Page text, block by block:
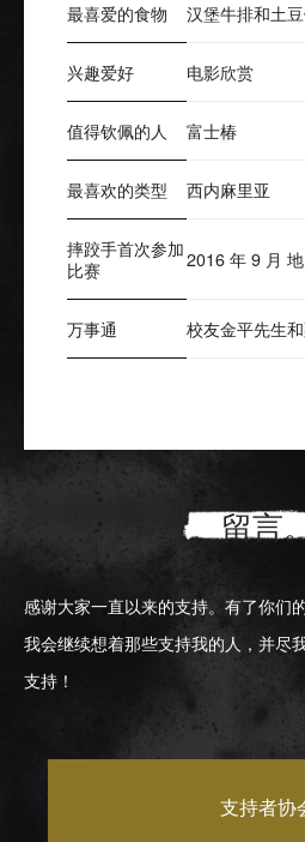
最喜爱的食物 汉堡牛排和土
兴趣爱好 电影欣赏
值得钦佩的人 富士椿
最喜欢的类型 西内麻里亚
摔跤手首次参加
比赛
2016 年 9 月 地
万事通 校友金平先生和
留言
感谢大家一直以来的支持。有了你们
我会继续想着那些支持我的人，并尽
支持！
支持者协